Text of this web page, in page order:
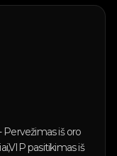
iš oro
pasitikimas iš